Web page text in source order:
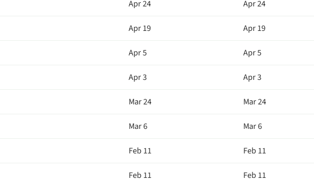
Apr 24 Apr 24
Apr 19 Apr 19
Apr 5 Apr 5
Apr 3 Apr 3
Mar 24 Mar 24
Mar 6 Mar 6
Feb 11 Feb 11
Feb 11 Feb 11